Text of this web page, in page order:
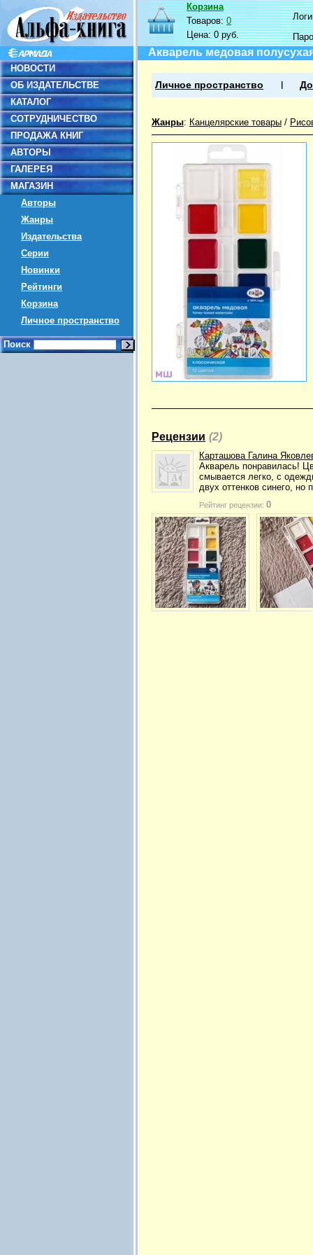
НОВОСТИ
ОБ ИЗДАТЕЛЬСТВЕ
КАТАЛОГ
СОТРУДНИЧЕСТВО
ПРОДАЖА КНИГ
АВТОРЫ
ГАЛЕРЕЯ
МАГАЗИН
Авторы
Жанры
Издательства
Серии
Новинки
Рейтинги
Корзина
Личное пространство
Поиск
Корзина
Товаров:0
Цена:0 руб.
Акварель медовая
Личное пространство
Жанры: Канцелярские товары /
Рецензии (2)
Карташова Галина
Акварель понравилась!
смывается легко, с
двух оттенков синего, но
Рейтинг рецензии: 0